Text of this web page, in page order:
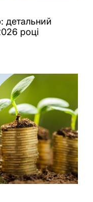
детальний
році